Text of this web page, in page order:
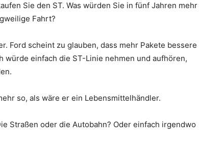
Sie den ST. Was würden Sie in fünf Jahren mehr
Fahrt?
Ford scheint zu glauben, dass mehr Pakete bessere
würde einfach die ST-Linie nehmen und aufhören,
so, als wäre er ein Lebensmittelhändler.
Straßen oder die Autobahn? Oder einfach irgendwo